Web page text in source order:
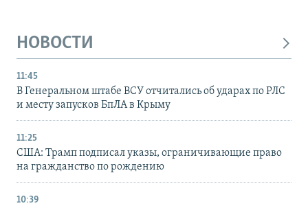
НОВОСТИ
11:45
В Генеральном штабе ВСУ отчитались об ударах по РЛС
и месту запусков БпЛА в Крыму
11:25
США: Трамп подписал указы, ограничивающие право
на гражданство по рождению
10:39